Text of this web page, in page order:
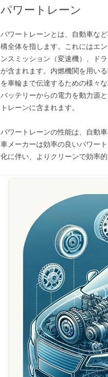
パワートレーン
パワートレーンとは、自動車な
構全体を指します。これにはエ
ンスミッション（変速機）、ド
が含まれます。内燃機関を用い
を車輪まで伝達するための様々
バッテリーからの電力を動力源
トレーンに含まれます。
パワートレーンの性能は、自動
車メーカーは効率の良いパワー
化に伴い、よりクリーンで効率